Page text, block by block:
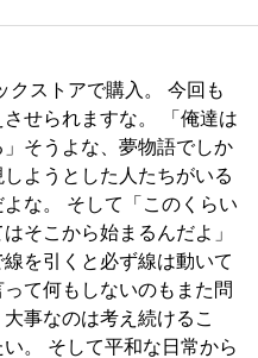
クストアで購入。 今回も
せられますな。 「俺達は
そうよな、夢物語でしか
ようとした人たちがいる
な。 そして「このくらい
そこから始まるんだよ」
を引くと必ず線は動いて
て何もしないのもまた問
事なのは考え続けるこ
。 そして平和な日常から